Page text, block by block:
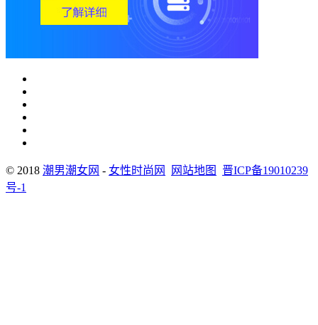
© 2018 潮男潮女网 - 女性时尚网 网站地图
晋ICP备19010239
号-1